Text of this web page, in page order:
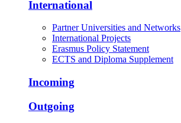
International
Partner Universities and Networks
International Projects
Erasmus Policy Statement
ECTS and Diploma Supplement
Incoming
Outgoing